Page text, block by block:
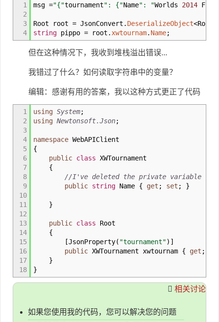
1
2
3
4
msg ="{"tournament": {"Name": "Worlds 2014
Root root = JsonConvert . DeserializeObject<Root
string pippo = root . xwtournam. Name;
但在这种情况下，我收到堆栈溢出错误...
我错过了什么？如何读取字符串中的变量？
编辑：感谢有用的答案，我以这种方式更正了代码
1
2
3
4
5
6
7
8
9
10
11
12
13
14
15
16
17
18
using System;
using Newtonsoft.Json;
namespace WebAPIClient
{
public class XWTournament
{
//I've deleted the private variable
public string Name { get ; set ; }
}
public class Root
{
[JsonProperty( "tournament") ]
public XWTournament xwtournam { get ;
}
}
相关讨论
如果您使用我的代码，您可以解决您的问题